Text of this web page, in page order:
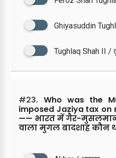
Ghiyasuddin
Tughlaq Shah II /
#23. Who was the
imposed Jaziya tax on
—— भारत में गैर-
वाला मुगल बादशाह कौन